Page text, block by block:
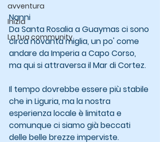
avventura
Inizia
La tua community
Nanni
Da Santa Rosalia a Guaymas ci sono
circa novanta miglia, un po' come
andare da Imperia a Capo Corso,
ma qui si attraversa il Mar di Cortez.
Il tempo dovrebbe essere più stabile
che in Liguria, ma la nostra
esperienza locale è limitata e
comunque ci siamo già beccati
delle belle brezze imperviste.